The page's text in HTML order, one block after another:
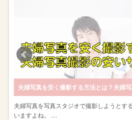
夫婦写真を安く撮影する方法とは？夫婦
夫婦写真を写真スタジオで撮影しようとす
いますよね。 …